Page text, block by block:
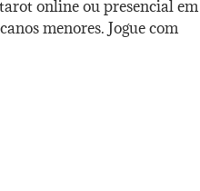
online ou presencial em
menores. Jogue com